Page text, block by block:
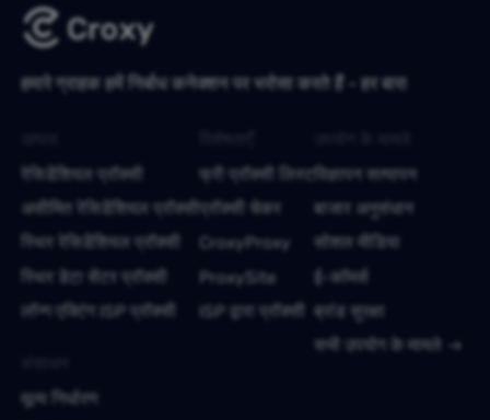
हमारे ग्राहक हमें निर्बाध कनेक्शन पर भरोसा करते हैं - हर बार!
रेसिडेंशियल प्रॉक्सी
असीमित रेसिडेंशियल प्रॉक्सी
स्थिर रेसिडेंशियल प्रॉक्सी
स्थिर डेटा सेंटर प्रॉक्सी
लॉन्ग एक्टिंग ISP प्रॉक्सी
फ्री प्रॉक्सी लिस्ट
प्रॉक्सी चेकर
CroxyProxy
ProxySite
ISP द्वारा प्रॉक्सी
विज्ञापन सत्यापन
बाजार अनुसंधान
सोशल मीडिया
ई-कॉमर्स
ब्रांड सुरक्षा
सभी उपयोग के मामले
मूल्य निर्धारण